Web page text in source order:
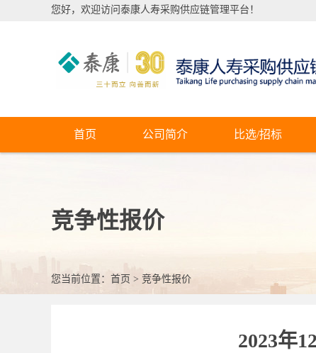
您好，欢迎访问泰康人寿采购供应链管理平台！
首页 公司简介 比选/招标
竞争性报价
您当前位置： 首页 > 竞争性报价
2023年